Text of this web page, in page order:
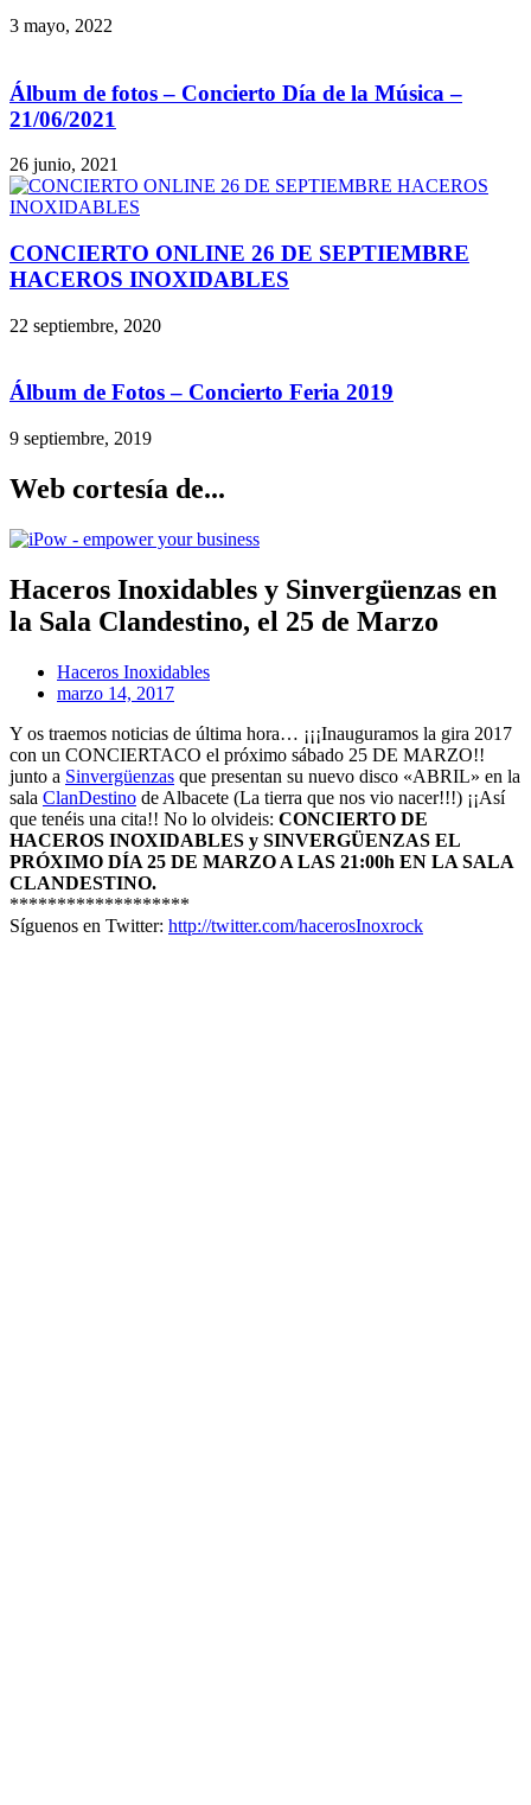
3 mayo, 2022
Álbum de fotos – Concierto Día de la Música –
21/06/2021
26 junio, 2021
CONCIERTO ONLINE 26 DE SEPTIEMBRE
HACEROS INOXIDABLES
22 septiembre, 2020
Álbum de Fotos – Concierto Feria 2019
9 septiembre, 2019
Web cortesía de...
Haceros Inoxidables y Sinvergüenzas en
la Sala Clandestino, el 25 de Marzo
Haceros Inoxidables
marzo 14, 2017
Y os traemos noticias de última hora… ¡¡¡Inauguramos la gira 2017
con un CONCIERTACO el próximo sábado 25 DE MARZO!!
junto a Sinvergüenzas que presentan su nuevo disco «ABRIL» en la
sala ClanDestino de Albacete (La tierra que nos vio nacer!!!) ¡¡Así
que tenéis una cita!! No lo olvideis: CONCIERTO DE
HACEROS INOXIDABLES y SINVERGÜENZAS EL
PRÓXIMO DÍA 25 DE MARZO A LAS 21:00h EN LA SALA
CLANDESTINO.
*******************
Síguenos en Twitter: http://twitter.com/hacerosInoxrock